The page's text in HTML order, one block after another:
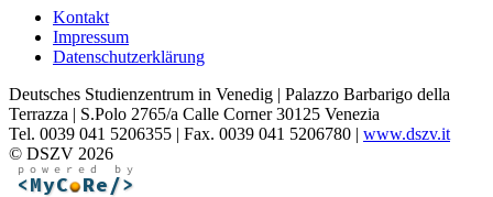
Kontakt
Impressum
Datenschutzerklärung
Deutsches Studienzentrum in Venedig | Palazzo Barbarigo della
Terrazza | S.Polo 2765/a Calle Corner 30125 Venezia
Tel. 0039 041 5206355 | Fax. 0039 041 5206780 | www.dszv.it
© DSZV 2026